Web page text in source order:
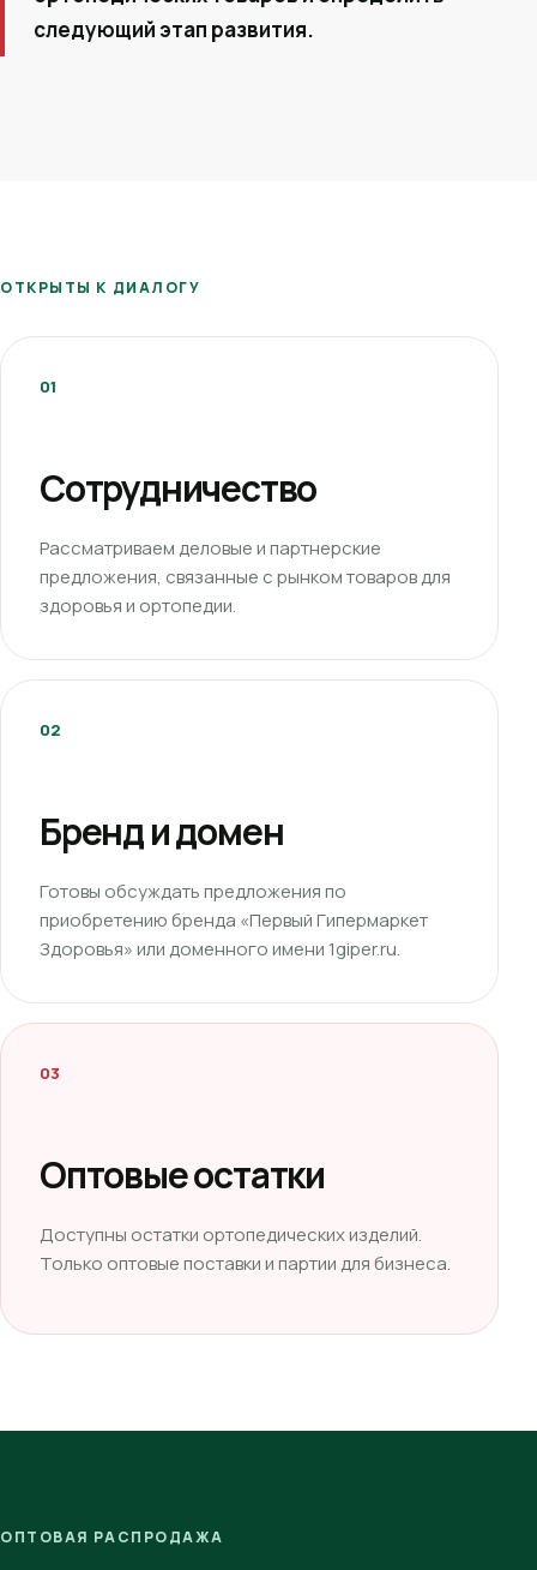
следующий этап развития.
ОТКРЫТЫ К ДИАЛОГУ
01
Сотрудничество
Рассматриваем деловые и партнерские
предложения, связанные с рынком товаров для
здоровья и ортопедии.
02
Бренд и домен
Готовы обсуждать предложения по
приобретению бренда «Первый Гипермаркет
Здоровья» или доменного имени 1giper.ru.
03
Оптовые остатки
Доступны остатки ортопедических изделий.
Только оптовые поставки и партии для бизнеса.
ОПТОВАЯ РАСПРОДАЖА